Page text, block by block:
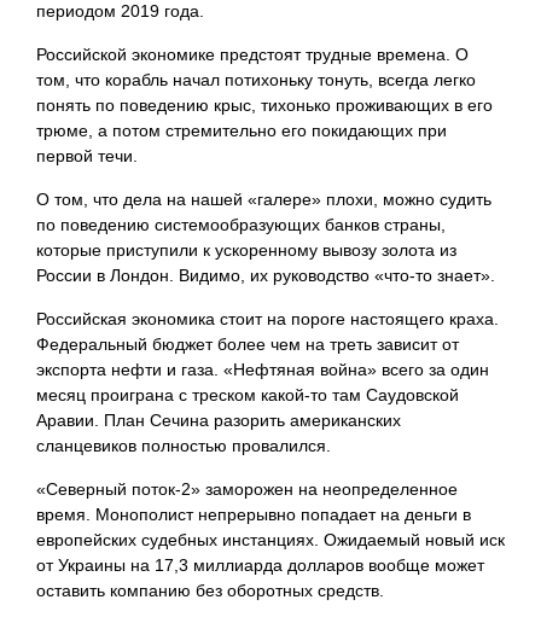
периодом 2019 года.
Российской экономике предстоят трудные времена. О
том, что корабль начал потихоньку тонуть, всегда легко
понять по поведению крыс, тихонько проживающих в его
трюме, а потом стремительно его покидающих при
первой течи.
О том, что дела на нашей «галере» плохи, можно судить
по поведению системообразующих банков страны,
которые приступили к ускоренному вывозу золота из
России в Лондон. Видимо, их руководство «что-то знает».
Российская экономика стоит на пороге настоящего краха.
Федеральный бюджет более чем на треть зависит от
экспорта нефти и газа. «Нефтяная война» всего за один
месяц проиграна с треском какой-то там Саудовской
Аравии. План Сечина разорить американских
сланцевиков полностью провалился.
«Северный поток-2» заморожен на неопределенное
время. Монополист непрерывно попадает на деньги в
европейских судебных инстанциях. Ожидаемый новый иск
от Украины на 17,3 миллиарда долларов вообще может
оставить компанию без оборотных средств.